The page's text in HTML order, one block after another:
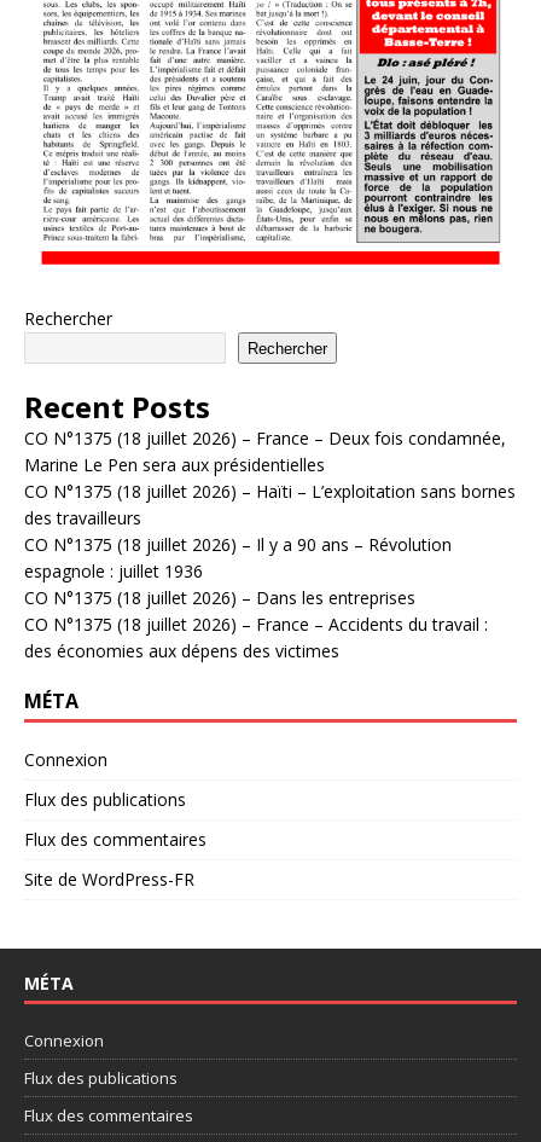
Rechercher
Rechercher
Recent Posts
CO N°1375 (18 juillet 2026) – France – Deux fois condamnée,
Marine Le Pen sera aux présidentielles
CO N°1375 (18 juillet 2026) – Haïti – L’exploitation sans bornes
des travailleurs
CO N°1375 (18 juillet 2026) – Il y a 90 ans – Révolution
espagnole : juillet 1936
CO N°1375 (18 juillet 2026) – Dans les entreprises
CO N°1375 (18 juillet 2026) – France – Accidents du travail :
des économies aux dépens des victimes
MÉTA
Connexion
Flux des publications
Flux des commentaires
Site de WordPress-FR
MÉTA
Connexion
Flux des publications
Flux des commentaires